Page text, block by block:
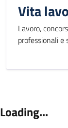
Vita
Lavoro,
professionali e